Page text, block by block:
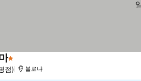
1 성급요금 보기
점) 볼로냐